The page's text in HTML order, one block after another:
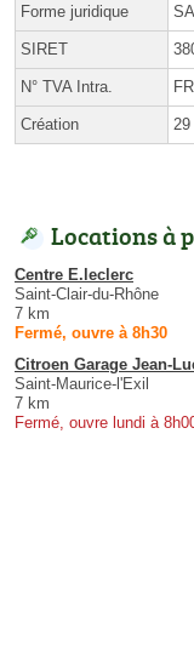
Forme juridique
SIRET
N° TVA Intra.
Création 29
Locations à
Centre E.leclerc
Saint-Clair-du-Rhône
7 km
Fermé, ouvre à 8h30
Citroen Garage Jean-
Saint-Maurice-l'Exil
7 km
Fermé, ouvre lundi à